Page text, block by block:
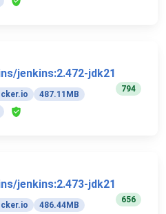
jenkins:2.472-jdk21
487.11MB
794
jenkins:2.473-jdk21
486.44MB
656